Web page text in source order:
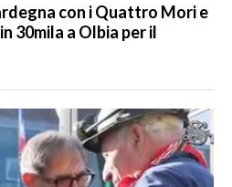
con i Quattro Mori e
30mila a Olbia per il